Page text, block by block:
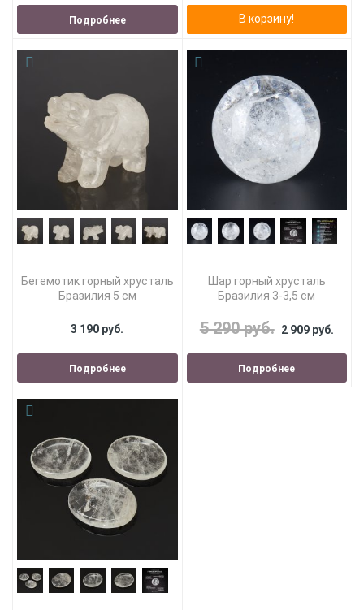
Подробнее В корзину!
Бегемотик горный хрусталь
Бразилия 5 см
3 190 руб.
Подробнее
Шар горный хрусталь
Бразилия 3-3,5 см
5 290 руб. 2 909 руб.
Подробнее